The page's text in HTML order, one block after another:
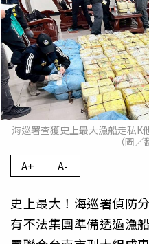
海巡署查獲史上最大漁船走私K
（圖／
A+ A-
史上最大！海巡署偵防
有不法集團準備透過漁